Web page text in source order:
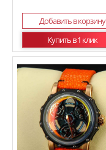
Добавить в корзину
Купить в 1 клик